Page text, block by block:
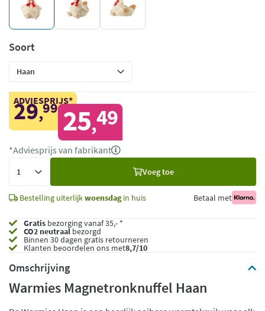
Soort
ADVIESPRIJS*
29,99 25,49
*Adviesprijs van fabrikant
Voeg toe
Bestelling uiterlijkwoensdagin huis Betaal met
Gratis bezorging vanaf 35,- *
CO2 neutraalbezorgd
Binnen 30 dagen gratis retourneren
Klanten beoordelen ons met8,7/10
Omschrijving
Warmies Magnetronknuffel Haan